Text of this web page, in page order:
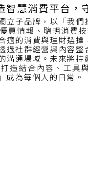
智慧消費平台，
立子品牌，以「我
惠情報、聰明消費
適的消費與理財選擇
過社群經營與內容
溝通場域。未來將持
造結合內容、工具
成為每個人的日常。